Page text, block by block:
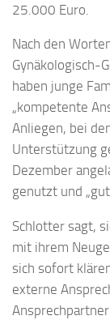
25.000 Euro.
Nach den
Gynäkologisch-
haben junge
„kompetente
Anliegen, bei
Unterstützung
Dezember
genutzt und
Schlotter sagt,
mit ihrem
sich sofort
externe